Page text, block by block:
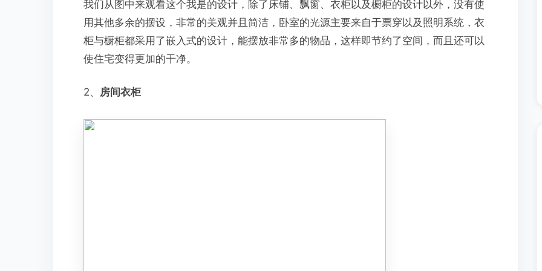
我们从图中来观看这个我是的设计，除了床铺、飘窗、衣柜以及橱柜的设计以外，没有使
用其他多余的摆设，非常的美观并且简洁，卧室的光源主要来自于票穿以及照明系统，衣
柜与橱柜都采用了嵌入式的设计，能摆放非常多的物品，这样即节约了空间，而且还可以
使住宅变得更加的干净。
2、 房间衣柜